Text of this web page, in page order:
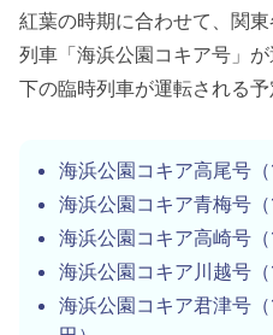
紅葉の時期に合わせて、関
列車「海浜公園コキア号」
下の臨時列車が運転される予
海浜公園コキア高尾号（
海浜公園コキア青梅号（
海浜公園コキア高崎号（
海浜公園コキア川越号
海浜公園コキア君津号